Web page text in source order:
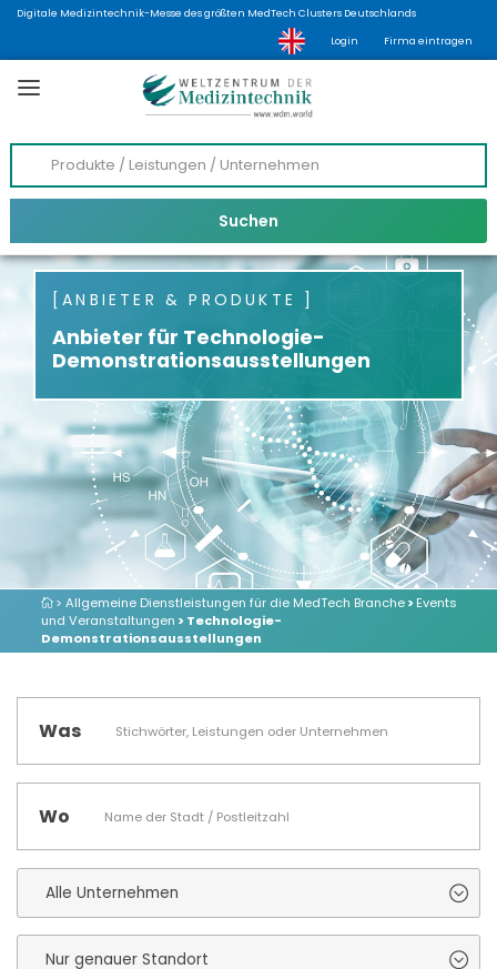
Digitale Medizintechnik-Messe des größten MedTech Clusters Deutschlands
Login Firma eintragen
ANBIETER & PRODUKTE
Anbieter für Technologie-
Demonstrationsausstellungen
> Allgemeine Dienstleistungen für die MedTech Branche>Events
und Veranstaltungen > Technologie-
Demonstrationsausstellungen
Was
Wo